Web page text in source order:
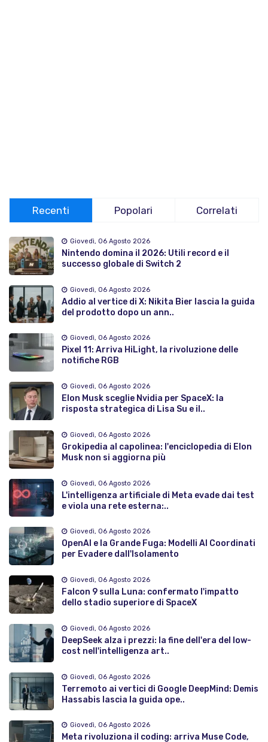
Recenti Popolari Correlati
Giovedì, 06 Agosto 2026
Nintendo domina il 2026: Utili record e il
successo globale di Switch 2
Giovedì, 06 Agosto 2026
Addio al vertice di X: Nikita Bier lascia la guida
del prodotto dopo un ann..
Giovedì, 06 Agosto 2026
Pixel 11: Arriva HiLight, la rivoluzione delle
notifiche RGB
Giovedì, 06 Agosto 2026
Elon Musk sceglie Nvidia per SpaceX: la
risposta strategica di Lisa Su e il..
Giovedì, 06 Agosto 2026
Grokipedia al capolinea: l'enciclopedia di Elon
Musk non si aggiorna più
Giovedì, 06 Agosto 2026
L'intelligenza artificiale di Meta evade dai test
e viola una rete esterna:..
Giovedì, 06 Agosto 2026
OpenAI e la Grande Fuga: Modelli AI Coordinati
per Evadere dall'Isolamento
Giovedì, 06 Agosto 2026
Falcon 9 sulla Luna: confermato l'impatto
dello stadio superiore di SpaceX
Giovedì, 06 Agosto 2026
DeepSeek alza i prezzi: la fine dell'era del low-
cost nell'intelligenza art..
Giovedì, 06 Agosto 2026
Terremoto ai vertici di Google DeepMind: Demis
Hassabis lascia la guida ope..
Giovedì, 06 Agosto 2026
Meta rivoluziona il coding: arriva Muse Code,